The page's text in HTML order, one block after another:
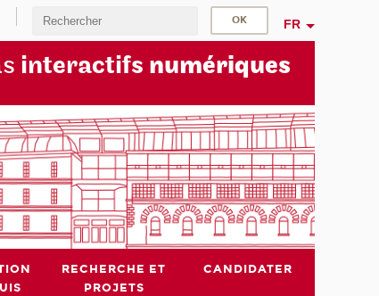
FR
interactifs numériques
RECHERCHE ET
PROJETS
CANDIDATER